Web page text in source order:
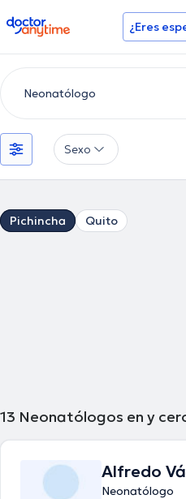
doctoranytime ¿Eres
Sexo
Pichincha Quito
13 Neonatólogos en y
Alfredo
Neonatólogo